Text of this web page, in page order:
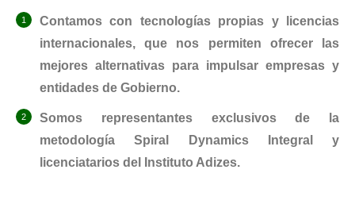
Contamos con tecnologías propias y licencias
internacionales, que nos permiten ofrecer las
mejores alternativas para impulsar empresas y
entidades de Gobierno.
Somos representantes exclusivos de la
metodología Spiral Dynamics Integral y
licenciatarios del Instituto Adizes.